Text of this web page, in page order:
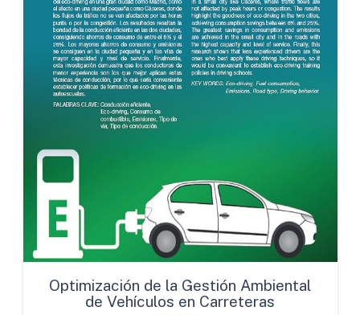
Optimización de la Gestión Ambiental
de Vehículos en Carreteras